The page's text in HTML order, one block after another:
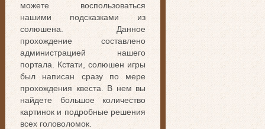
можете воспользоваться
нашими подсказками из
солюшена. Данное
прохождение составлено
администрацией нашего
портала. Кстати, солюшен игры
был написан сразу по мере
прохождения квеста. В нем вы
найдете большое количество
картинок и подробные решения
всех головоломок.